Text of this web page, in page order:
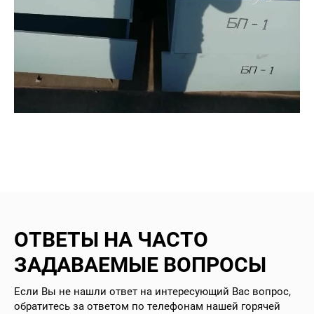
ОТВЕТЫ НА ЧАСТО
ЗАДАВАЕМЫЕ ВОПРОСЫ
Если Вы не нашли ответ на интересующий Вас вопрос,
обратитесь за ответом по телефонам нашей горячей